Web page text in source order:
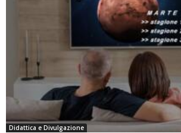
Didattica e Divulgazione